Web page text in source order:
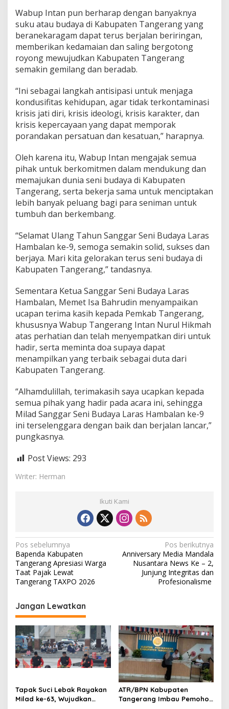
r
u
L
e
s
t
i
k
a
n
B
u
a
y
a
B
n
g
a
Wabup Intan pun berharap dengan banyaknya
suku atau budaya di Kabupaten Tangerang yang
beranekaragam dapat terus berjalan beriringan,
memberikan kedamaian dan saling bergotong
royong mewujudkan Kabupaten Tangerang
semakin gemilang dan beradab.
“Ini sebagai langkah antisipasi untuk menjaga
kondusifitas kehidupan, agar tidak terkontaminasi
krisis jati diri, krisis ideologi, krisis karakter, dan
krisis kepercayaan yang dapat memporak
porandakan persatuan dan kesatuan,” harapnya.
Oleh karena itu, Wabup Intan mengajak semua
pihak untuk berkomitmen dalam mendukung dan
memajukan dunia seni budaya di Kabupaten
Tangerang, serta bekerja sama untuk menciptakan
lebih banyak peluang bagi para seniman untuk
tumbuh dan berkembang.
“Selamat Ulang Tahun Sanggar Seni Budaya Laras
Hambalan ke-9, semoga semakin solid, sukses dan
berjaya. Mari kita gelorakan terus seni budaya di
Kabupaten Tangerang,” tandasnya.
Sementara Ketua Sanggar Seni Budaya Laras
Hambalan, Memet Isa Bahrudin menyampaikan
ucapan terima kasih kepada Pemkab Tangerang,
khususnya Wabup Tangerang Intan Nurul Hikmah
atas perhatian dan telah menyempatkan diri untuk
hadir, serta meminta doa supaya dapat
menampilkan yang terbaik sebagai duta dari
Kabupaten Tangerang.
“Alhamdulillah, terimakasih saya ucapkan kepada
semua pihak yang hadir pada acara ini, sehingga
Milad Sanggar Seni Budaya Laras Hambalan ke-9
ini terselenggara dengan baik dan berjalan lancar,”
pungkasnya.
Post Views: 293
Writer: Herman
Ikuti Kami
N
a
v
i
g
a
s
i
p
s
Pos sebelumnya
Bapenda Kabupaten
Tangerang Apresiasi Warga
Taat Pajak Lewat
Tangerang TAXPO 2026
Pos berikutnya
Anniversary Media Mandala
Nusantara News Ke – 2,
Junjung Integritas dan
Profesionalisme
Jangan Lewatkan
Tapak Suci Lebak Rayakan
Milad ke-63, Wujudkan
ATR/BPN Kabupaten
Tangerang Imbau Pemohon